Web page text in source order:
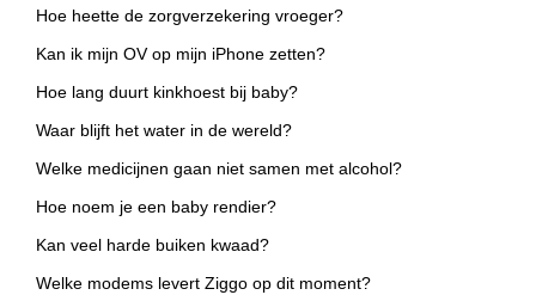
Hoe heette de zorgverzekering vroeger?
Kan ik mijn OV op mijn iPhone zetten?
Hoe lang duurt kinkhoest bij baby?
Waar blijft het water in de wereld?
Welke medicijnen gaan niet samen met alcohol?
Hoe noem je een baby rendier?
Kan veel harde buiken kwaad?
Welke modems levert Ziggo op dit moment?